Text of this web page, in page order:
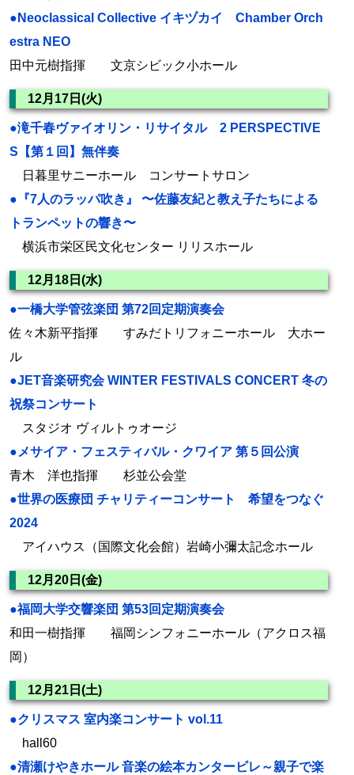
●Neoclassical Collective イキヅカイ Chamber Orch
estra NEO
田中元樹指揮 文京シビック小ホール
12月17日(火)
●滝千春ヴァイオリン・リサイタル 2 PERSPECTIVE
S【第１回】無伴奏
日暮里サニーホール コンサートサロン
●『7人のラッパ吹き』 〜佐藤友紀と教え子たちによる
トランペットの響き〜
横浜市栄区民文化センター リリスホール
12月18日(水)
●一橋大学管弦楽団 第72回定期演奏会
佐々木新平指揮 すみだトリフォニーホール 大ホー
ル
●JET音楽研究会 WINTER FESTIVALS CONCERT 冬の
祝祭コンサート
スタジオ ヴィルトゥオージ
●メサイア・フェスティバル・クワイア 第５回公演
青木 洋也指揮 杉並公会堂
●世界の医療団 チャリティーコンサート 希望をつなぐ
2024
アイハウス（国際文化会館）岩崎小彌太記念ホール
12月20日(金)
●福岡大学交響楽団 第53回定期演奏会
和田一樹指揮 福岡シンフォニーホール（アクロス福
岡）
12月21日(土)
●クリスマス 室内楽コンサート vol.11
hall60
●清瀬けやきホール 音楽の絵本カンタービレ～親子で楽